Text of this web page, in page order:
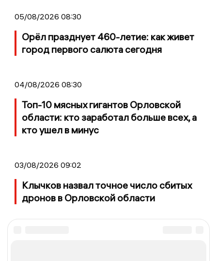
05/08/2026 08:30
Орёл празднует 460-летие: как живет
город первого салюта сегодня
04/08/2026 08:30
Топ-10 мясных гигантов Орловской
области: кто заработал больше всех, а
кто ушел в минус
03/08/2026 09:02
Клычков назвал точное число сбитых
дронов в Орловской области